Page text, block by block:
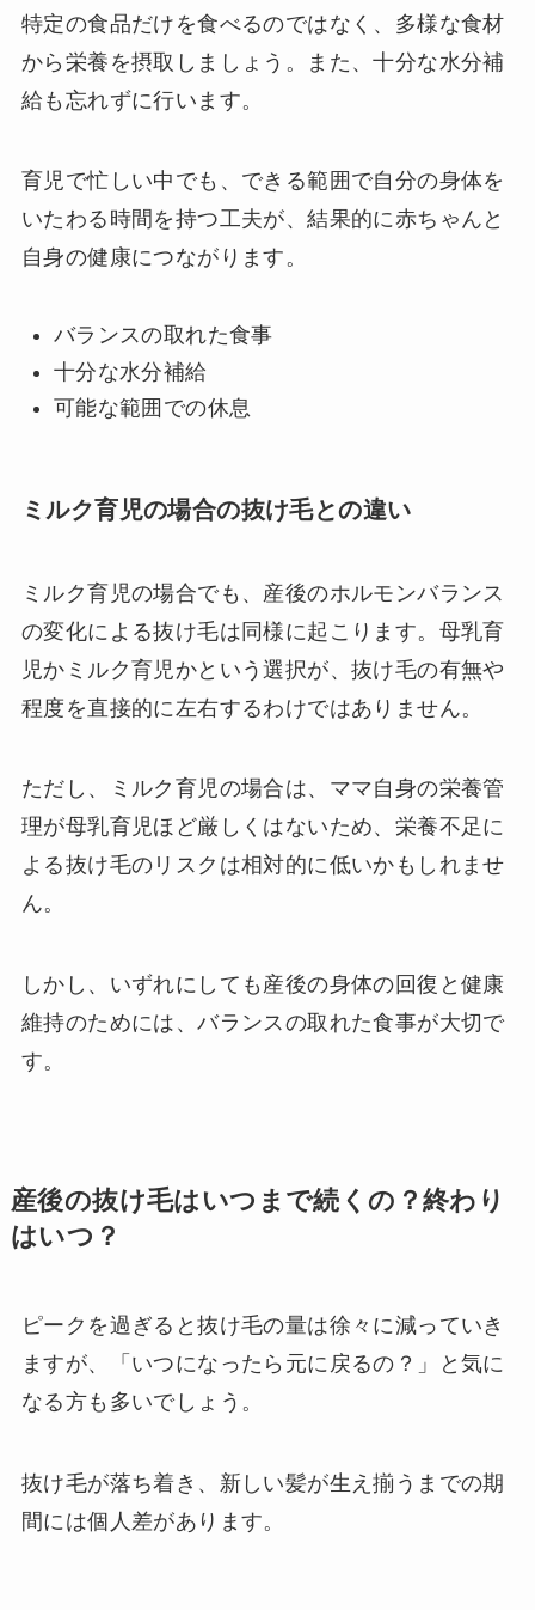
特定の食品だけを食べるのではなく、多様な食材
から栄養を摂取しましょう。また、十分な水分補
給も忘れずに行います。
育児で忙しい中でも、できる範囲で自分の身体を
いたわる時間を持つ工夫が、結果的に赤ちゃんと
自身の健康につながります。
バランスの取れた食事
十分な水分補給
可能な範囲での休息
ミルク育児の場合の抜け毛との違い
ミルク育児の場合でも、産後のホルモンバランス
の変化による抜け毛は同様に起こります。母乳育
児かミルク育児かという選択が、抜け毛の有無や
程度を直接的に左右するわけではありません。
ただし、ミルク育児の場合は、ママ自身の栄養管
理が母乳育児ほど厳しくはないため、栄養不足に
よる抜け毛のリスクは相対的に低いかもしれませ
ん。
しかし、いずれにしても産後の身体の回復と健康
維持のためには、バランスの取れた食事が大切で
す。
産後の抜け毛はいつまで続くの？終わり
はいつ？
ピークを過ぎると抜け毛の量は徐々に減っていき
ますが、「いつになったら元に戻るの？」と気に
なる方も多いでしょう。
抜け毛が落ち着き、新しい髪が生え揃うまでの期
間には個人差があります。